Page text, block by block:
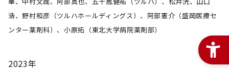
浩、野村和彦（ツルハホールディングス）、阿部憲介（盛岡医療セ
ンター薬剤科）、小原拓（東北大学病院薬剤部）
2023年